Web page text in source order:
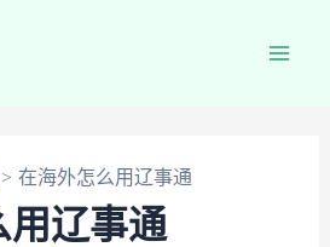
在海外怎么用辽事通
用辽事通